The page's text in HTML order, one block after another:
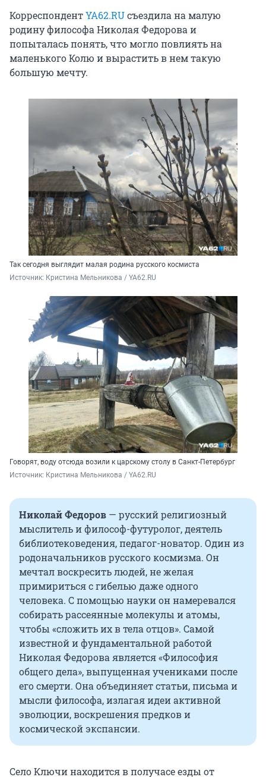
КорреспондентYA62.RUсъездила на малую
родину философа Николая Федорова и
попыталась понять, что могло повлиять на
маленького Колю и вырастить в нем такую
большую мечту.
Так сегодня выглядит малая родина русского космиста
Источник: Кристина Мельникова / YA62.RU
Говорят, воду отсюда возили к царскому столу в Санкт-Петербург
Источник: Кристина Мельникова / YA62.RU
Николай Федоров — русский религиозный
мыслитель и философ-футуролог, деятель
библиотековедения, педагог-новатор. Один из
родоначальников русского космизма. Он
мечтал воскресить людей, не желая
примириться с гибелью даже одного
человека. С помощью науки он намеревался
собирать рассеянные молекулы и атомы,
чтобы «сложить их в тела отцов». Самой
известной и фундаментальной работой
Николая Федорова является «Философия
общего дела», выпущенная учениками после
его смерти. Она объединяет статьи, письма и
мысли философа, излагая идеи активной
эволюции, воскрешения предков и
космической экспансии.
Село Ключи находится в получасе езды от